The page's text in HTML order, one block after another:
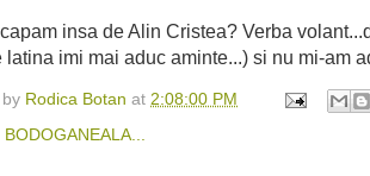
insa de Alin Cristea? Verba
latina imi mai aduc aminte...) si nu mi-am
Rodica Botan at 2:08:00 PM
BODOGANEALA...